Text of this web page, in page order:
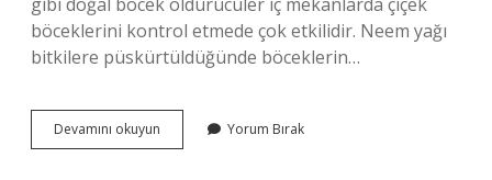
böceklerini kontrol etmede çok etkilidir. Neem yağı
bitkilere püskürtüldüğünde böceklerin…
Devamını okuyun
Toprak
Yorum Bırak